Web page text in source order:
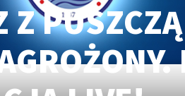
Z PUSZCZĄ